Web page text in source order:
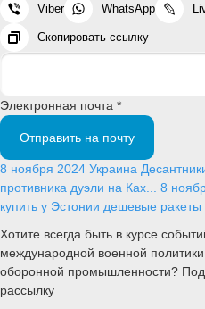
Viber WhatsApp
Скопировать ссылку
Электронная почта *
Отправить на почту
8 ноября 2024 Украина
противника дуэли на Ках... 8
купить у Эстонии дешевые ракеты
Хотите всегда быть в курсе
международной военной
оборонной промышленности?
рассылку